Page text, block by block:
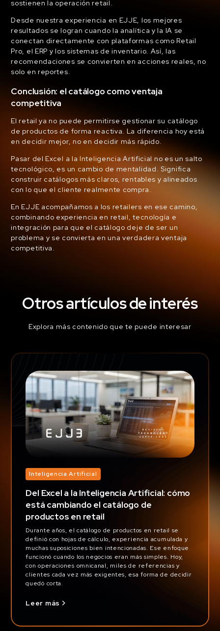
sostienen la operación retail.
Desde nuestra experiencia en EJJE, los mejores
resultados se logran cuando la analítica y la IA se
conectan directamente con plataformas como Retail
Pro, el ERP y los sistemas de inventario. Así, las
recomendaciones se convierten en acciones reales, no
solo en reportes.
Conclusión: el catálogo como ventaja
competitiva
El retail ya no puede permitirse gestionar su catálogo
de productos de forma reactiva. La diferencia hoy está
en decidir mejor, no en decidir más rápido.
Pasar del Excel a la Inteligencia Artificial no es un salto
tecnológico, es un cambio de mentalidad. Significa
construir catálogos más claros, rentables y alineados
con lo que el cliente realmente compra.
En EJJE acompañamos a los retailers en ese camino,
combinando experiencia en retail, tecnología e
integración para que el catálogo deje de ser un
problema y se convierta en una verdadera ventaja
competitiva.
Otros artículos de interés
Explora más contenido que te puede interesar
Inteligencia Artificial
Del Excel a la Inteligencia Artificial: cómo
está cambiando el catálogo de
productos en retail
Durante años, el catálogo de productos en retail se
definió con hojas de cálculo, experiencia acumulada y
muchas suposiciones bien intencionadas. Ese enfoque
funcionó cuando los negocios eran más simples. Hoy,
con operaciones omnicanal, miles de referencias y
clientes cada vez más exigentes, esa forma de decidir
quedó corta.
Leer más